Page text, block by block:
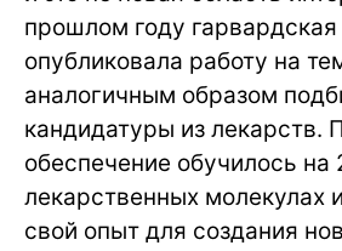
прошлом году гарвардская
опубликовала работу на
аналогичным образом
кандидатуры из лекарств.
обеспечение обучилось на
лекарственных молекулах
свой опыт для создания